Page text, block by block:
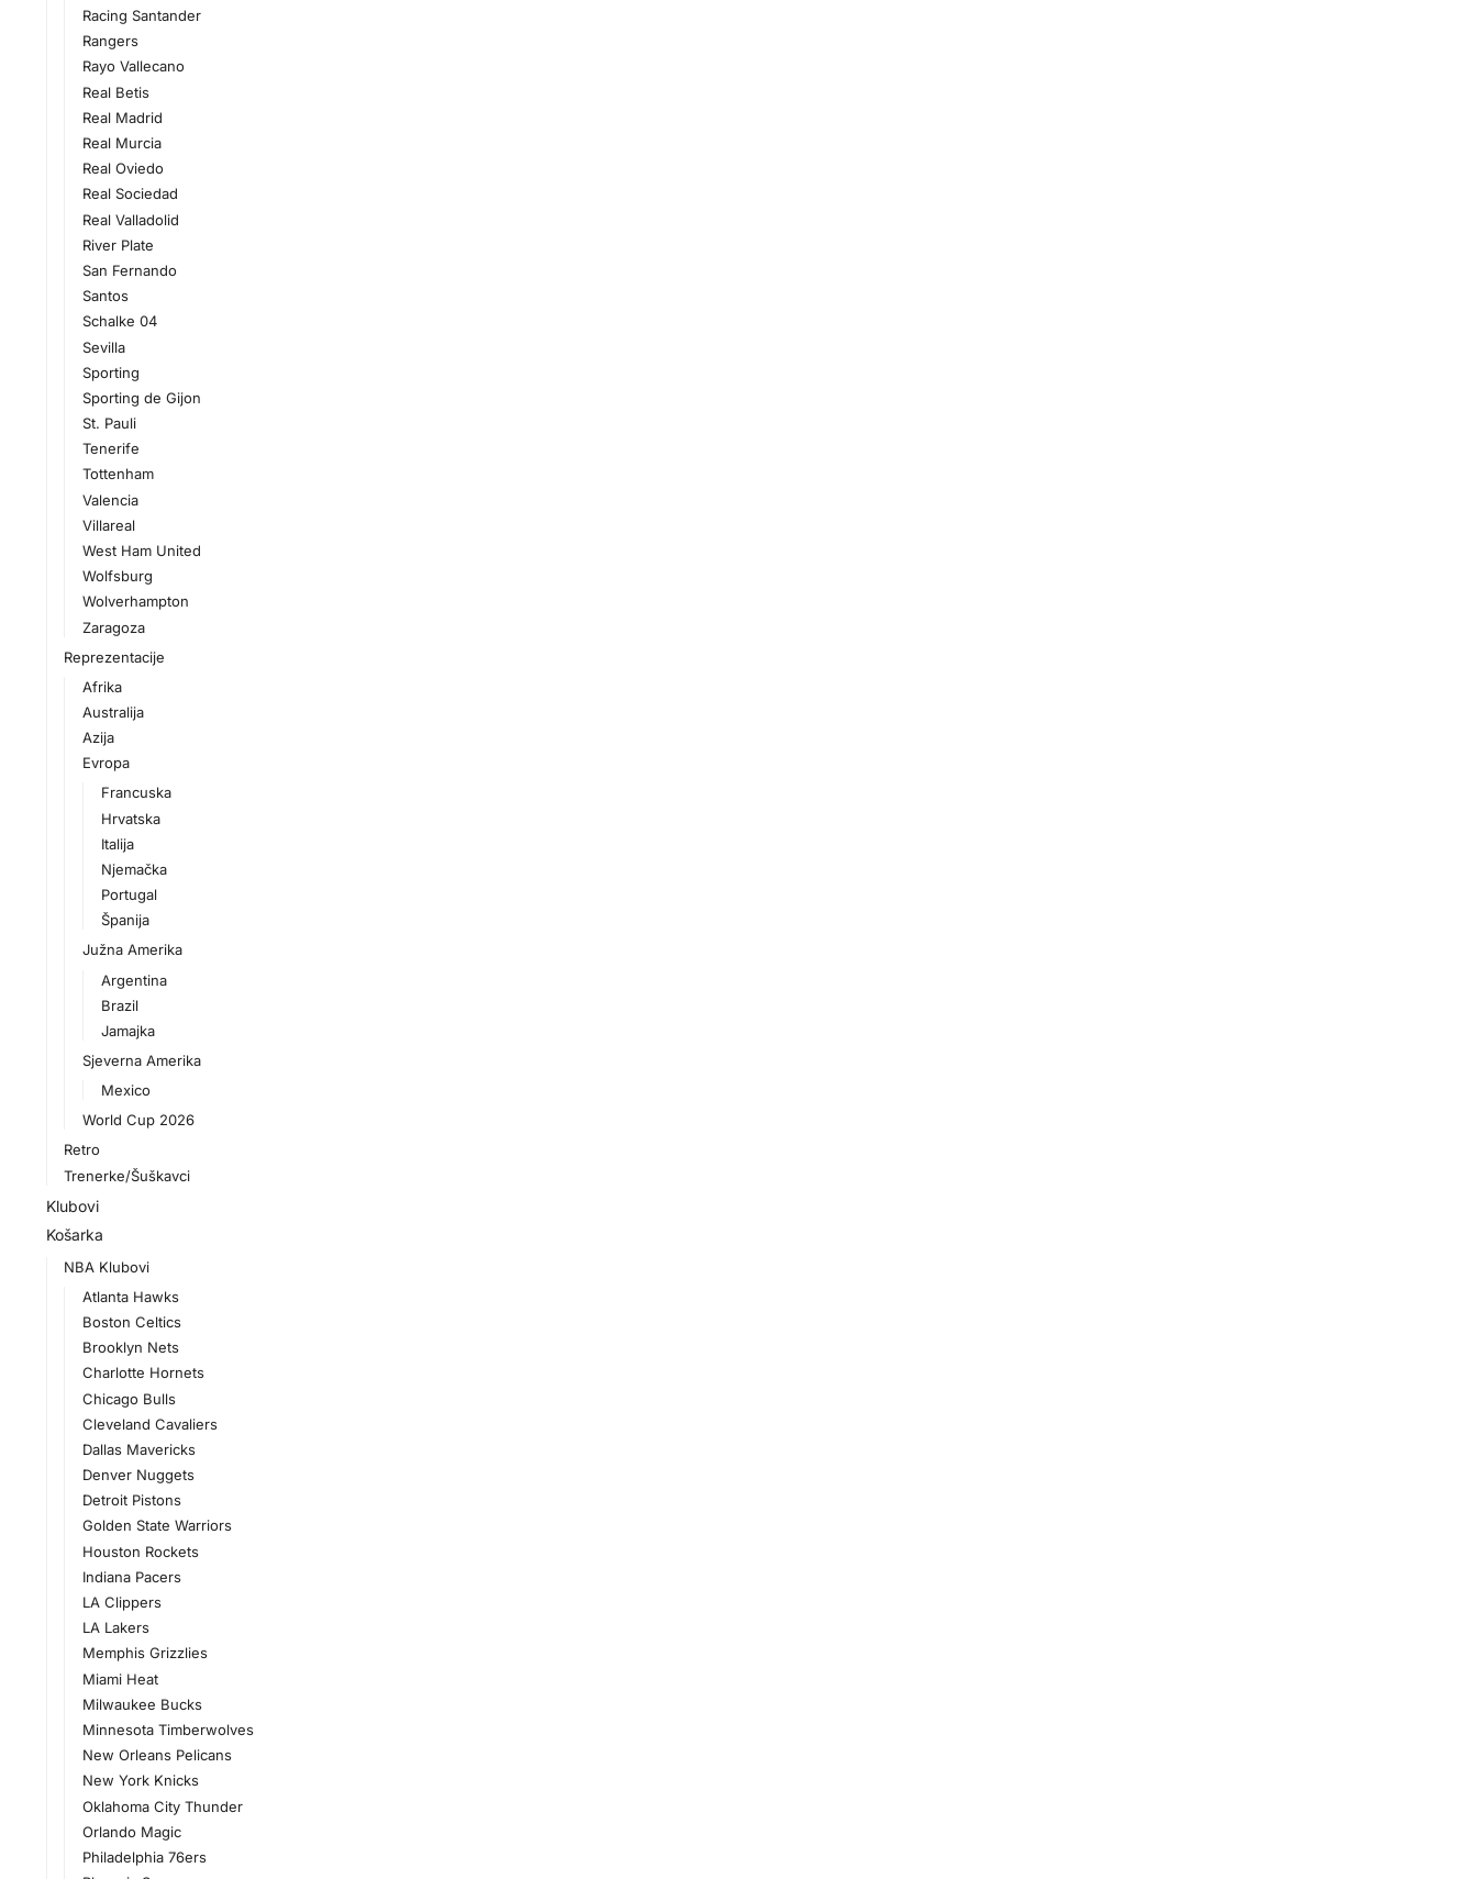
Racing Santander
Rangers
Rayo Vallecano
Real Betis
Real Madrid
Real Murcia
Real Oviedo
Real Sociedad
Real Valladolid
River Plate
San Fernando
Santos
Schalke 04
Sevilla
Sporting
Sporting de Gijon
St. Pauli
Tenerife
Tottenham
Valencia
Villareal
West Ham United
Wolfsburg
Wolverhampton
Zaragoza
Reprezentacije
Afrika
Australija
Azija
Evropa
Francuska
Hrvatska
Italija
Njemačka
Portugal
Španija
Južna Amerika
Argentina
Brazil
Jamajka
Sjeverna Amerika
Mexico
World Cup 2026
Retro
Trenerke/Šuškavci
Klubovi
Košarka
NBA Klubovi
Atlanta Hawks
Boston Celtics
Brooklyn Nets
Charlotte Hornets
Chicago Bulls
Cleveland Cavaliers
Dallas Mavericks
Denver Nuggets
Detroit Pistons
Golden State Warriors
Houston Rockets
Indiana Pacers
LA Clippers
LA Lakers
Memphis Grizzlies
Miami Heat
Milwaukee Bucks
Minnesota Timberwolves
New Orleans Pelicans
New York Knicks
Oklahoma City Thunder
Orlando Magic
Philadelphia 76ers